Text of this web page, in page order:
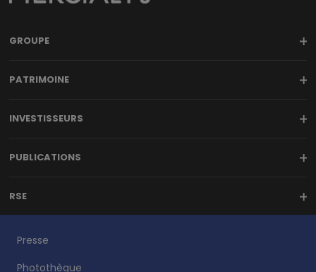
GROUPE
PATRIMOINE
INVESTISSEURS
PUBLICATIONS
RSE
Presse
Photothèque